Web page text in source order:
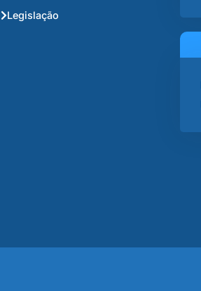
Legislação